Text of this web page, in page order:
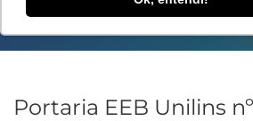
Portaria EEB Unilins